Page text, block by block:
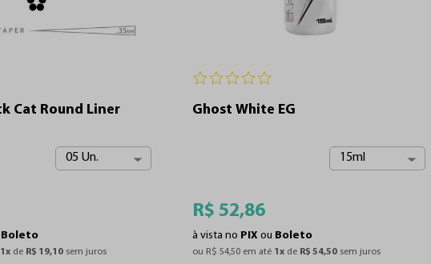
Cat Round Liner
05 Un.
Boleto
1x de R$ 19,10 sem juros
Ghost White EG
15ml
R$ 52,86
à vista no PIX ou Boleto
ou R$ 54,50 em até 1 x de R$ 54,50 sem juros